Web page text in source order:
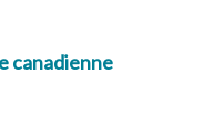
canadienne